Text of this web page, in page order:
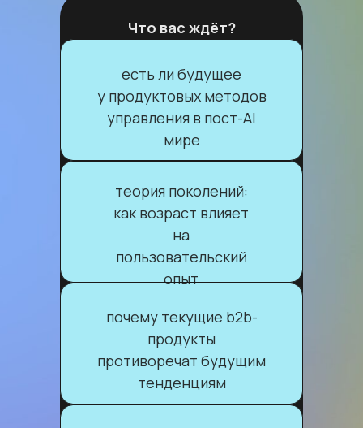
Что вас ждёт?
есть ли будущее
у продуктовых методов
управления в пост-AI
мире
теория поколений:
как возраст влияет
на
пользовательский
опыт
почему текущие b2b-
продукты
противоречат будущим
тенденциям